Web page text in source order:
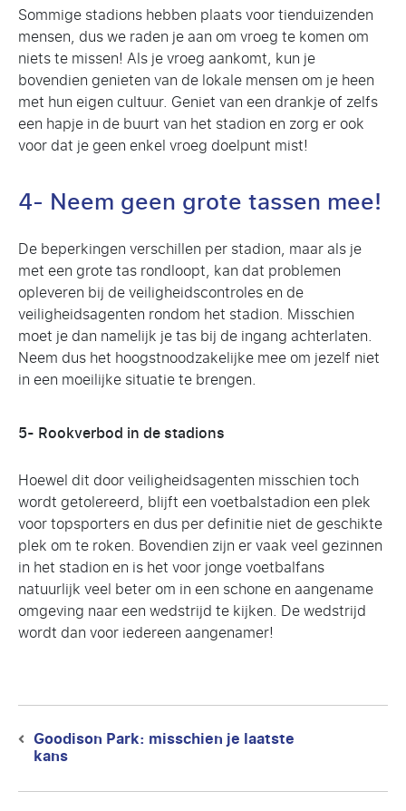
Sommige stadions hebben plaats voor tienduizenden
mensen, dus we raden je aan om vroeg te komen om
niets te missen! Als je vroeg aankomt, kun je
bovendien genieten van de lokale mensen om je heen
met hun eigen cultuur. Geniet van een drankje of zelfs
een hapje in de buurt van het stadion en zorg er ook
voor dat je geen enkel vroeg doelpunt mist!
4- Neem geen grote tassen mee!
De beperkingen verschillen per stadion, maar als je
met een grote tas rondloopt, kan dat problemen
opleveren bij de veiligheidscontroles en de
veiligheidsagenten rondom het stadion. Misschien
moet je dan namelijk je tas bij de ingang achterlaten.
Neem dus het hoogstnoodzakelijke mee om jezelf niet
in een moeilijke situatie te brengen.
5- Rookverbod in de stadions
Hoewel dit door veiligheidsagenten misschien toch
wordt getolereerd, blijft een voetbalstadion een plek
voor topsporters en dus per definitie niet de geschikte
plek om te roken. Bovendien zijn er vaak veel gezinnen
in het stadion en is het voor jonge voetbalfans
natuurlijk veel beter om in een schone en aangename
omgeving naar een wedstrijd te kijken. De wedstrijd
wordt dan voor iedereen aangenamer!
Berichtnavigatie
Previous
post:
Goodison Park: misschien je laatste
kans